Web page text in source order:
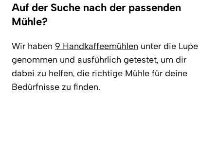
Auf der Suche nach der passenden
Mühle?
Wir haben 9 Handkaffeemühlen unter die Lupe
genommen und ausführlich getestet, um dir
dabei zu helfen, die richtige Mühle für deine
Bedürfnisse zu finden.